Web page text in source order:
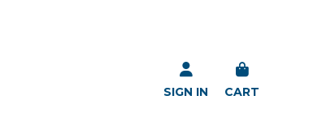
SIGN IN CART